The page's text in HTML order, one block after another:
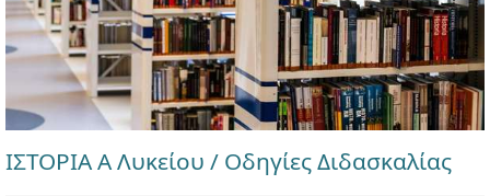
ΙΣΤΟΡΙΑ Α Λυκείου / Οδηγίες Διδασκαλίας